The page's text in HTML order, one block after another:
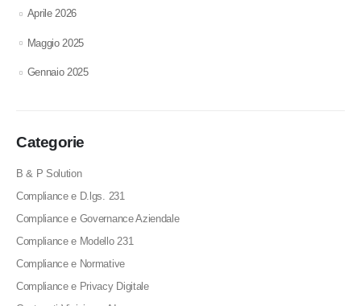
Aprile 2026
Maggio 2025
Gennaio 2025
Categorie
B & P Solution
Compliance e D.lgs. 231
Compliance e Governance Aziendale
Compliance e Modello 231
Compliance e Normative
Compliance e Privacy Digitale